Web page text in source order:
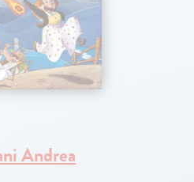
Andrea